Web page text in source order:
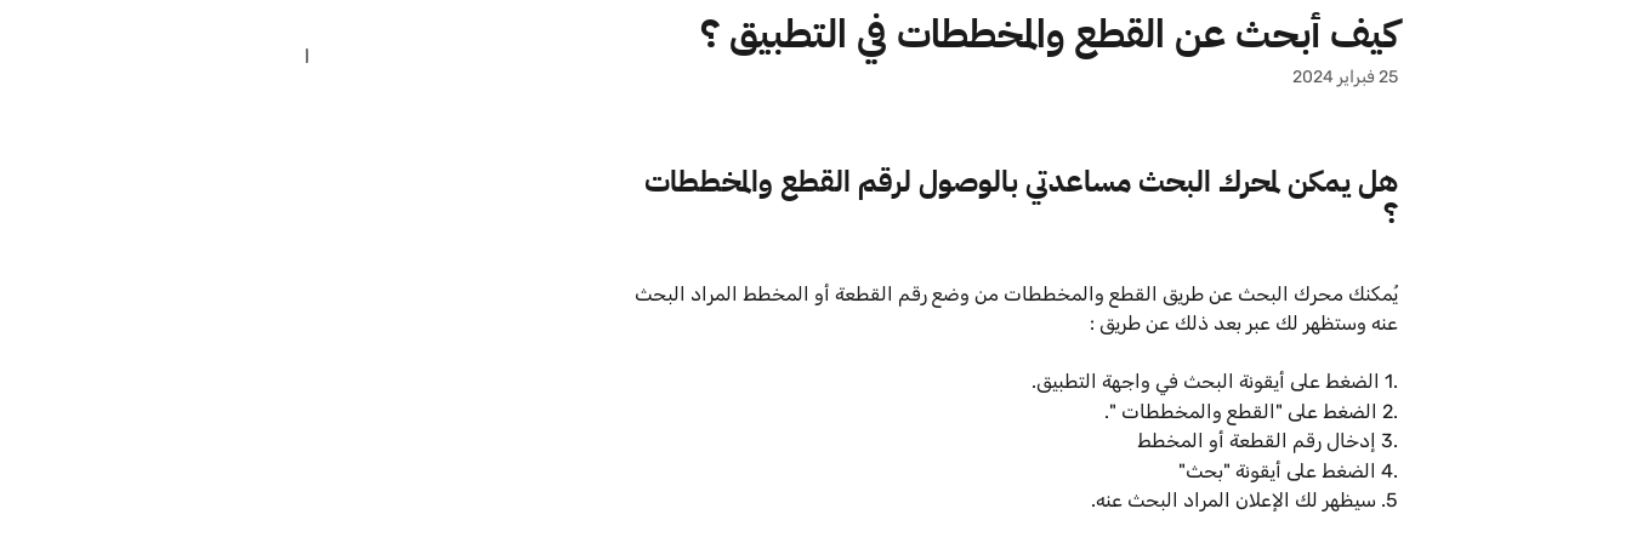
تخط وانتقل إلى المحتوى الرئيسيكيف أبحث عن القطع والمخططات في التطبيق ؟
25 فبراير 2024
هل يمكن لمحرك البحث مساعدتي بالوصول لرقم القطع والمخططات
؟
يُمكنك محرك البحث عن طريق القطع والمخططات من وضع رقم القطعة أو المخطط المراد البحث
عنه وستظهر لك عبر بعد ذلك عن طريق :
.1 الضغط على أيقونة البحث في واجهة التطبيق.
.2 الضغط على "القطع والمخططات ".
.3 إدخال رقم القطعة أو المخطط
.4 الضغط على أيقونة "بحث"
5. سيظهر لك الإعلان المراد البحث عنه.